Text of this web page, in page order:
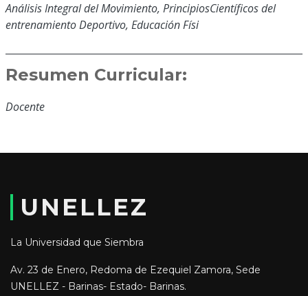
Análisis Integral del Movimiento, PrincipiosCientíficos del
entrenamiento Deportivo, Educación Físi
Resumen Curricular:
Docente
UNELLEZ
La Universidad que Siembra
Av. 23 de Enero, Redoma de Ezequiel Zamora, Sede
UNELLEZ - Barinas- Estado- Barinas.